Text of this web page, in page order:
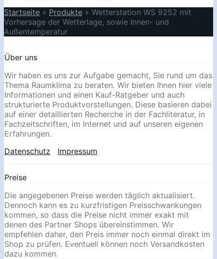
Startseite » Produkte » Wetterstation WS 9252 mit
Vorhersage der Wetterlage, sowie Innen- und
Außentemperatur
Über uns
Wir haben es uns zur Aufgabe gemacht, Sie rund um das
Thema Raumklima zu beraten. Wir bieten Ihnen hier viele
Informationen und einen Kauf-Ratgeber und auch
strukturierte Produktvorstellungen. Diese basieren dabei
auf einer detaillierten Recherche in der Fachliteratur, in
Fachzeitschriften, im Internet und auf unseren eigenen
Erfahrungen.
Datenschutz
Impressum
Preise
Die angegebenen Preise werden täglich aktualisiert.
Dennoch kann es zu kurzfristigen Preisschwankungen
kommen, so dass die Preise nicht immer exakt mit
denen des Partner Shops übereinstimmen. Wir
empfehlen daher, den Preis immer noch einmal direkt im
Shop zu prüfen. Eventuell können noch Versandkosten
dazu kommen.